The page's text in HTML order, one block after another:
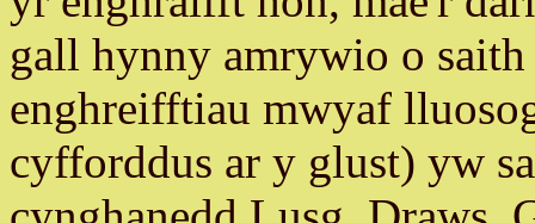
gall hynny amrywio o
enghreifftiau mwyaf
cyfforddus ar y glust) yw